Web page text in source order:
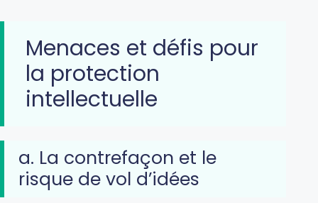
Menaces et défis pour
la protection
intellectuelle
a. La contrefaçon et le
risque de vol d’idées